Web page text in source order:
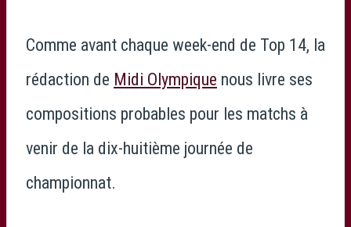
Comme avant chaque week-end de Top 14, la
rédaction de Midi Olympique nous livre ses
compositions probables pour les matchs à
venir de la dix-huitième journée de
championnat.